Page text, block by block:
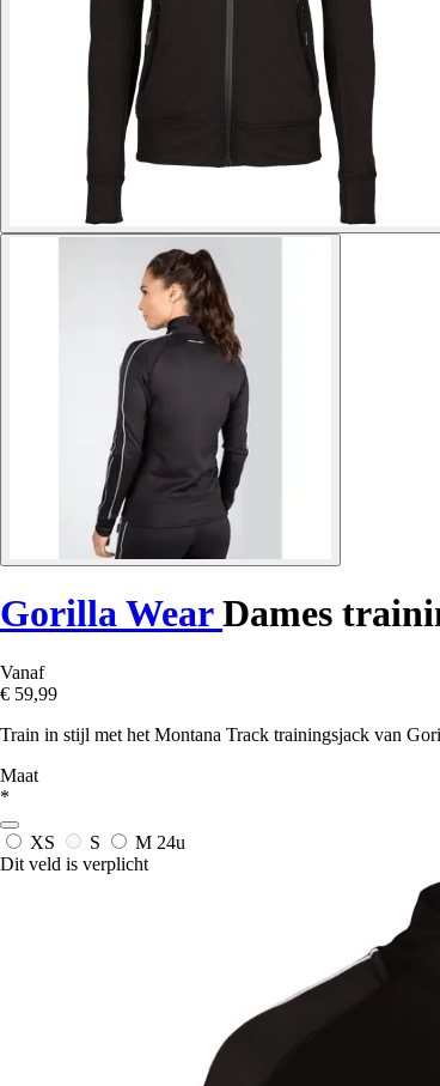
Gorilla WearDames
Vanaf
€ 59,99
Train in stijl met het Montana Track trainingsjack van
Maat
*
XS S M 24u
Dit veld is verplicht